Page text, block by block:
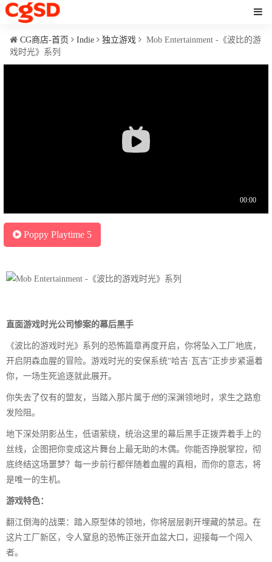
CG商店-首页 Indie 独立游戏
Mob Entertainment -《波比的游
戏时光》系列
Poppy Playtime 5
直面游戏时光公司惨案的幕后黑手
《波比的游戏时光》系列的恐怖篇章再度开启，你将坠入工厂地底，
开启阴森血腥的冒险。游戏时光的安保系统“哈吉·瓦吉”正步步紧逼着
你，一场生死追逐就此展开。
你失去了仅有的盟友，当踏入那片属于他的深渊领地时，求生之路愈
发险阻。
地下深处阴影丛生，低语萦绕，统治这里的幕后黑手正拨弄着手上的
丝线，企图把你变成这片舞台上最无助的木偶。你能否挣脱掌控，彻
底终结这场噩梦？每一步前行都伴随着血腥的真相，而你的意志，将
是唯一的生机。
游戏特色：
翻江倒海的战栗：踏入原型体的领地，你将层层剥开埋藏的禁忌。在
这片工厂新区，令人窒息的恐怖正张开血盆大口，迎接每一个闯入
者。